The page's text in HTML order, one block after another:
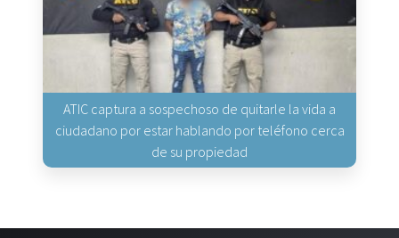
ATIC captura a sospechoso de quitarle la vida a
ciudadano por estar hablando por teléfono cerca
de su propiedad